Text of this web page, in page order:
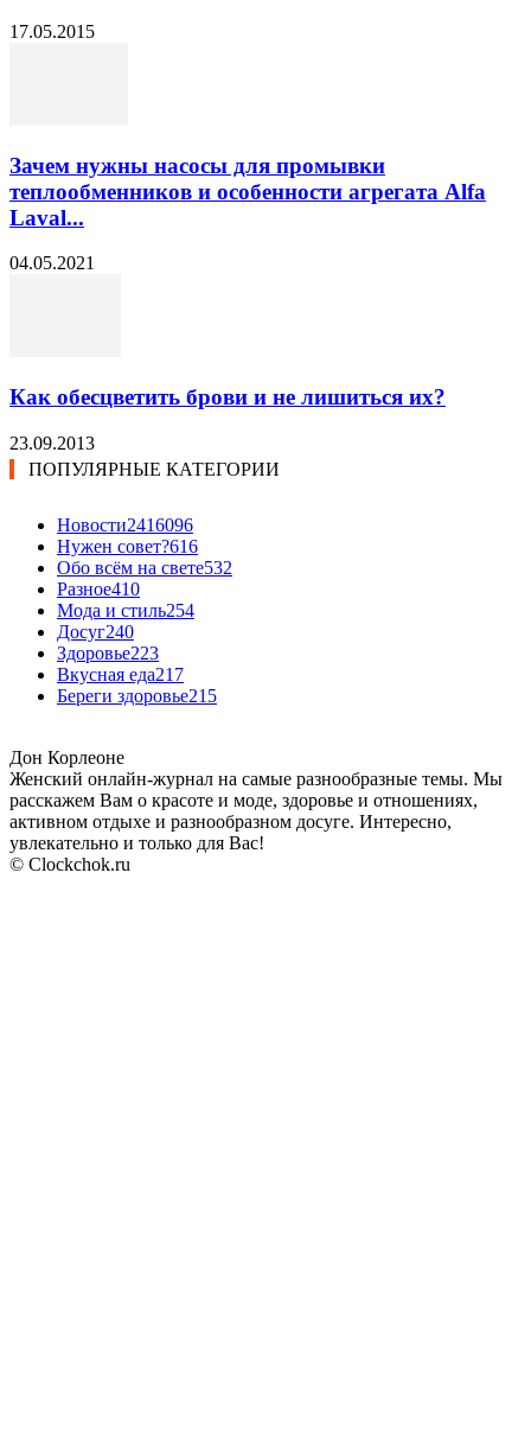
17.05.2015
Зачем нужны насосы для промывки
теплообменников и особенности агрегата Alfa
Laval...
04.05.2021
Как обесцветить брови и не лишиться их?
23.09.2013
ПОПУЛЯРНЫЕ КАТЕГОРИИ
Новости2416096
Нужен совет?616
Обо всём на свете532
Разное410
Мода и стиль254
Досуг240
Здоровье223
Вкусная еда217
Береги здоровье215
Дон Корлеоне
Женский онлайн-журнал на самые разнообразные темы. Мы
расскажем Вам о красоте и моде, здоровье и отношениях,
активном отдыхе и разнообразном досуге. Интересно,
увлекательно и только для Вас!
© Clockchok.ru